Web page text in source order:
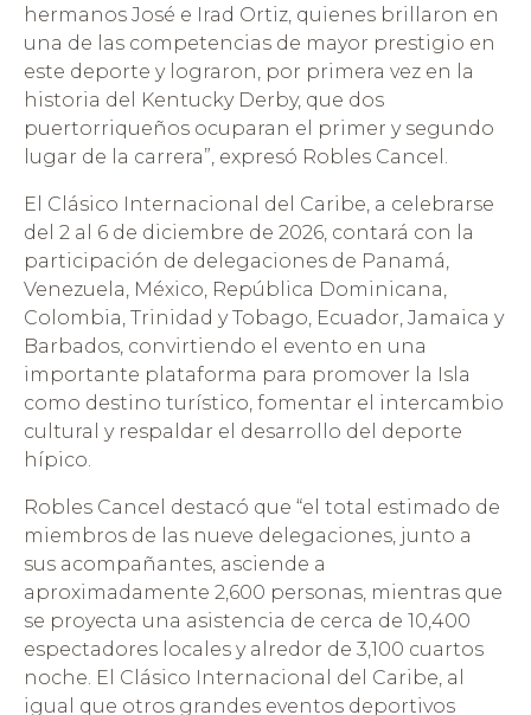
hermanos José e Irad Ortiz, quienes brillaron en
una de las competencias de mayor prestigio en
este deporte y lograron, por primera vez en la
historia del Kentucky Derby, que dos
puertorriqueños ocuparan el primer y segundo
lugar de la carrera”, expresó Robles Cancel.
El Clásico Internacional del Caribe, a celebrarse
del 2 al 6 de diciembre de 2026, contará con la
participación de delegaciones de Panamá,
Venezuela, México, República Dominicana,
Colombia, Trinidad y Tobago, Ecuador, Jamaica y
Barbados, convirtiendo el evento en una
importante plataforma para promover la Isla
como destino turístico, fomentar el intercambio
cultural y respaldar el desarrollo del deporte
hípico.
Robles Cancel destacó que “el total estimado de
miembros de las nueve delegaciones, junto a
sus acompañantes, asciende a
aproximadamente 2,600 personas, mientras que
se proyecta una asistencia de cerca de 10,400
espectadores locales y alredor de 3,100 cuartos
noche. El Clásico Internacional del Caribe, al
igual que otros grandes eventos deportivos